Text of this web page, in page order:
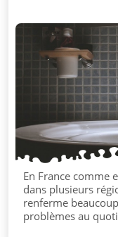
En France comme
dans plusieurs
renferme
problèmes au